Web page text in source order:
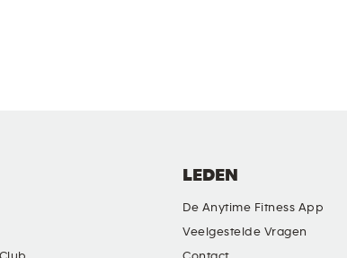
LEDEN
De Anytime Fitness App
Veelgestelde Vragen